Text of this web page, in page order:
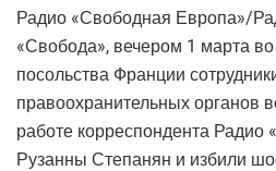
Радио «Свободная Европа»/
«Свобода», вечером 1 марта
посольства Франции
правоохранительных органов
работе корреспондента Радио
Рузанны Степанян и избили